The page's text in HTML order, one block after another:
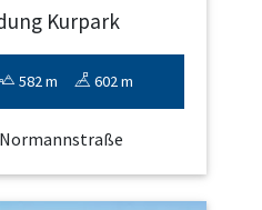
Kurpark
582 m 602 m